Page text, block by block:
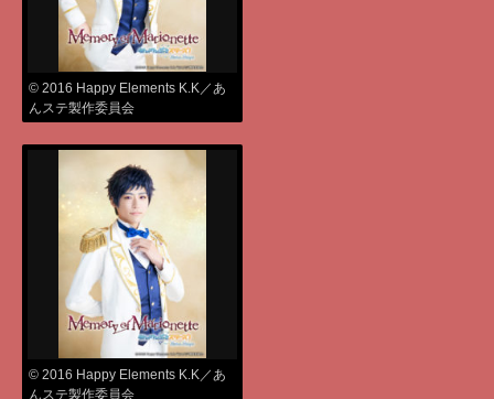
© 2016 Happy Elements K.K／あ
んステ製作委員会
© 2016 Happy Elements K.K／あ
んステ製作委員会